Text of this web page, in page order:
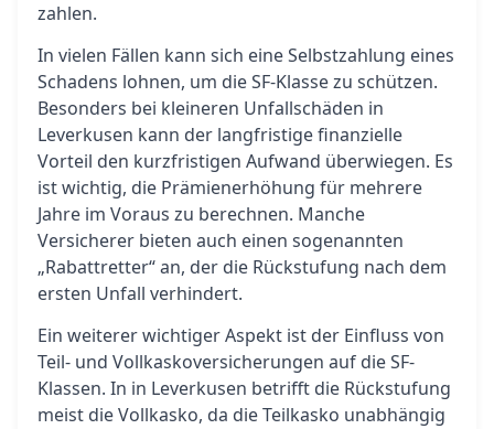
zahlen.
In vielen Fällen kann sich eine Selbstzahlung eines
Schadens lohnen, um die SF-Klasse zu schützen.
Besonders bei kleineren Unfallschäden in
Leverkusen kann der langfristige finanzielle
Vorteil den kurzfristigen Aufwand überwiegen. Es
ist wichtig, die Prämienerhöhung für mehrere
Jahre im Voraus zu berechnen. Manche
Versicherer bieten auch einen sogenannten
„Rabattretter“ an, der die Rückstufung nach dem
ersten Unfall verhindert.
Ein weiterer wichtiger Aspekt ist der Einfluss von
Teil- und Vollkaskoversicherungen auf die SF-
Klassen. In in Leverkusen betrifft die Rückstufung
meist die Vollkasko, da die Teilkasko unabhängig